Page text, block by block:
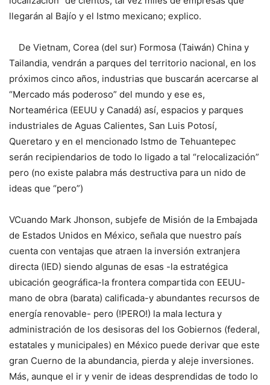
llegarán al Bajío y el Istmo mexicano; explico.
De Vietnam, Corea (del sur) Formosa (Taiwán) China y
Tailandia, vendrán a parques del territorio nacional, en los
próximos cinco años, industrias que buscarán acercarse al
“Mercado más poderoso” del mundo y ese es,
Norteamérica (EEUU y Canadá) así, espacios y parques
industriales de Aguas Calientes, San Luis Potosí,
Queretaro y en el mencionado Istmo de Tehuantepec
serán recipiendarios de todo lo ligado a tal “relocalización”
pero (no existe palabra más destructiva para un nido de
ideas que “pero”)
VCuando Mark Jhonson, subjefe de Misión de la Embajada
de Estados Unidos en México, señala que nuestro país
cuenta con ventajas que atraen la inversión extranjera
directa (IED) siendo algunas de esas -la estratégica
ubicación geográfica-la frontera compartida con EEUU-
mano de obra (barata) calificada-y abundantes recursos de
energía renovable- pero (!PERO!) la mala lectura y
administración de los desisoras del los Gobiernos (federal,
estatales y municipales) en México puede derivar que este
gran Cuerno de la abundancia, pierda y aleje inversiones.
Más, aunque el ir y venir de ideas desprendidas de todo lo